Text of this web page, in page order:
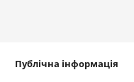
Публічна інформація